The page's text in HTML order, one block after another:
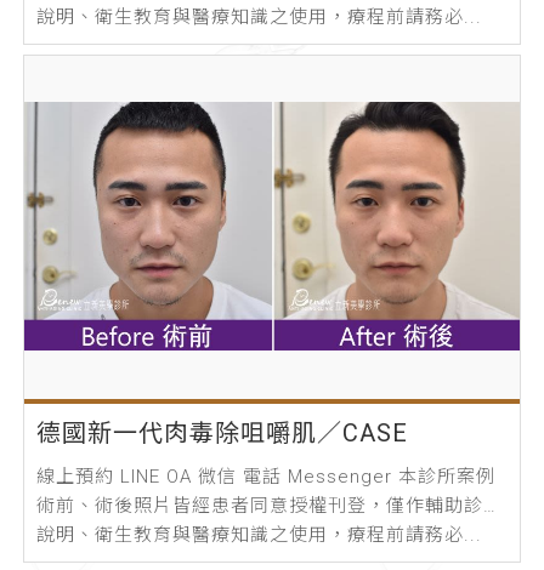
說明、衛生教育與醫療知識之使用，療程前請務必...
德國新一代肉毒除咀嚼肌／CASE
線上預約 LINE OA 微信 電話 Messenger 本診所案例
術前、術後照片皆經患者同意授權刊登，僅作輔助診療
說明、衛生教育與醫療知識之使用，療程前請務必...